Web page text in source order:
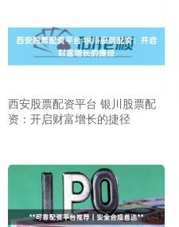
西安股票配资平台 银川股票配
资：开启财富增长的捷径